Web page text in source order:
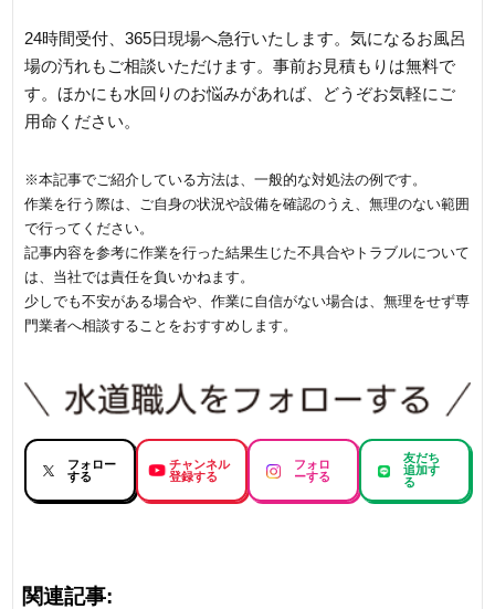
24時間受付、365日現場へ急行いたします。気になるお風呂
場の汚れもご相談いただけます。事前お見積もりは無料で
す。ほかにも水回りのお悩みがあれば、どうぞお気軽にご
用命ください。
※本記事でご紹介している方法は、一般的な対処法の例です。
作業を行う際は、ご自身の状況や設備を確認のうえ、無理のない範囲
で行ってください。
記事内容を参考に作業を行った結果生じた不具合やトラブルについて
は、当社では責任を負いかねます。
少しでも不安がある場合や、作業に自信がない場合は、無理をせず専
門業者へ相談することをおすすめします。
フォロー
する
チャンネル
登録する
フォロ
ーする
友だち
追加す
る
関連記事: